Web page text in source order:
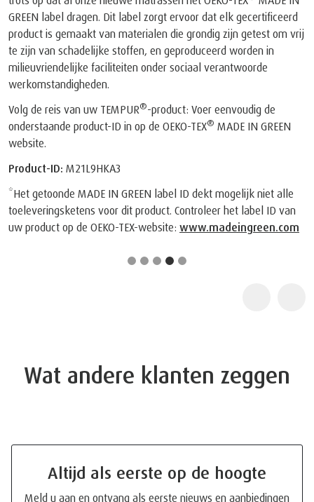
verbeteren van de kwaliteit van leven voor de mensheid.
TEMPUR
producten zijn gecertificeerd door de Space
Foundation, een Amerikaanse non-profitorganisatie, als “Certified
Space Technology”, omdat zij materiaal bevatten dat van origine
was bedoeld voor de ruimtevaart.
Wat andere klanten zeggen
over TEMPUR -producten. Gedetailleerde informatie over
het gebruik en de opslag van gegevens is te vinden in ons
Abonneren